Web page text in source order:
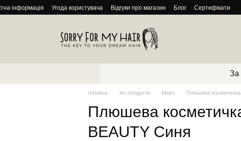
інформація Угода користувача Відгуки про магазин Блог Сертифікати
За
головна Усі продукти Мерч Плюшева косметичка
Плюшева
BEAUTY Синя